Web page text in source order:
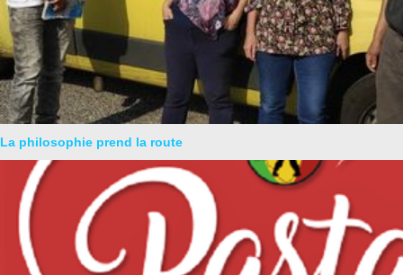
La philosophie prend la route